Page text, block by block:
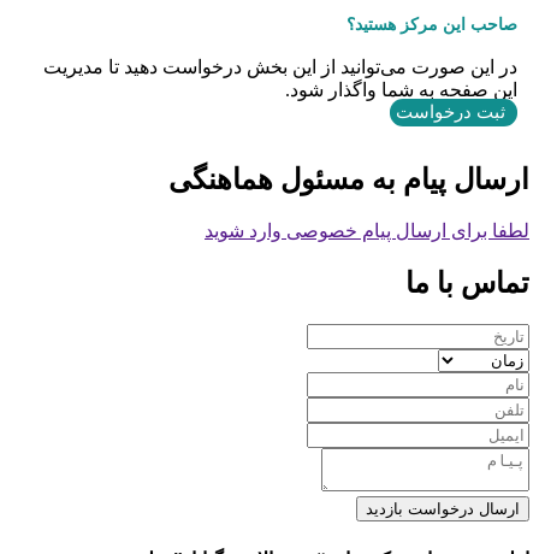
صاحب این مرکز هستید؟
در این صورت می‌توانید از این بخش درخواست دهید تا مدیریت
این صفحه به شما واگذار شود.
ثبت درخواست
ارسال پیام به مسئول هماهنگی
لطفا برای ارسال پیام خصوصی وارد شوید
تماس با ما
ارسال درخواست بازدید